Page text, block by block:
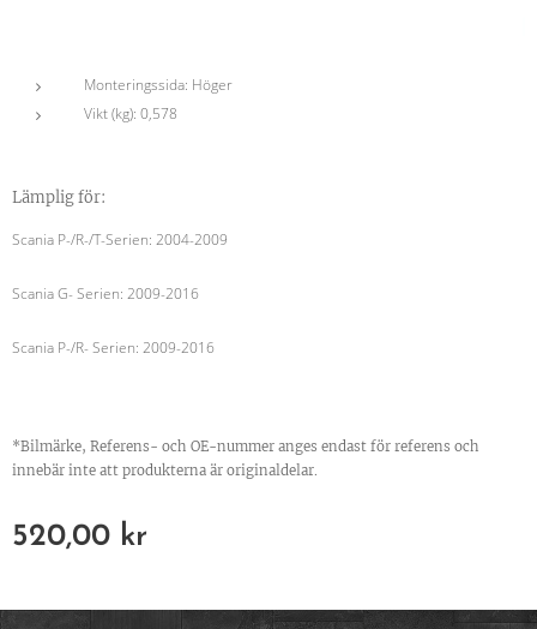
Monteringssida: Höger
Vikt (kg): 0,578
Lämplig för:
Scania P-/R-/T-Serien: 2004-2009
Scania G- Serien: 2009-2016
Scania P-/R- Serien: 2009-2016
*Bilmärke, Referens- och OE-nummer anges endast för referens och
innebär inte att produkterna är originaldelar.
520,00 kr